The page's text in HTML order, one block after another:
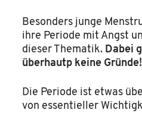
Besonders junge
ihre Periode mit Angst
dieser Thematik. Dabei
überhautp keine Gründe!
Die Periode ist etwas
von essentieller